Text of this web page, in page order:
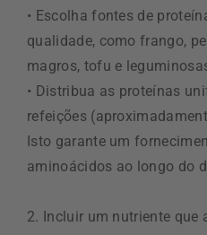
• Escolha fontes de
qualidade, como frango,
magros, tofu e
• Distribua as proteínas
refeições
Isto garante um
aminoácidos ao longo do
2. Incluir um nutriente que